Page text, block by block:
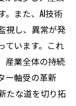
。また、AI技術
視し、異常が発
ています。これ
産業全体の持続
ー軸受の革新
たな道を切り拓